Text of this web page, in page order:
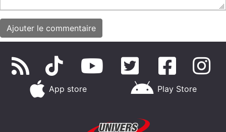
App store Play Store